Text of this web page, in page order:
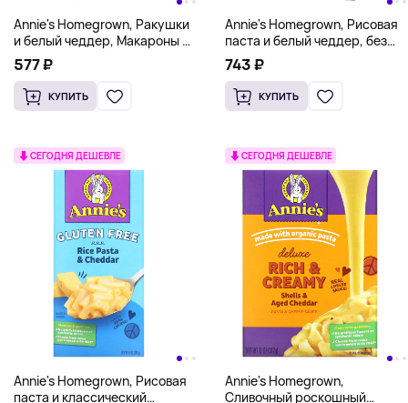
Annie's Homegrown, Ракушки
и белый чеддер, Макароны с
сыром, 6 унций (170 г)
577 ₽
КУПИТЬ
Annie's Homegrown, Рисовая
паста и белый чеддер, без
глютена, 170 г (6 унций)
743 ₽
КУПИТЬ
СЕГОДНЯ ДЕШЕВЛЕ
Annie's Homegrown, Рисовая
паста и классический
СЕГОДНЯ ДЕШЕВЛЕ
Annie's Homegrown,
Сливочный роскошный